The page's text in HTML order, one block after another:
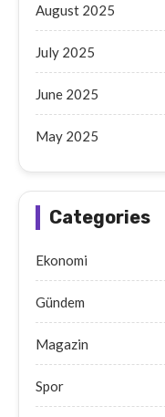
August 2025
July 2025
June 2025
May 2025
Categories
Ekonomi
Gündem
Magazin
Spor